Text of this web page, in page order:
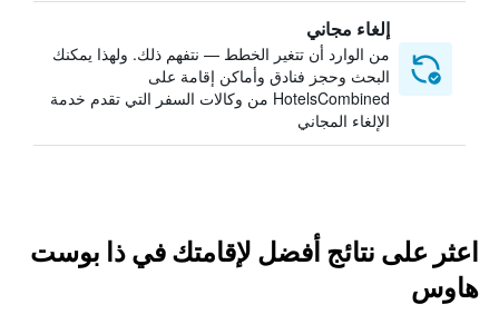
إلغاء مجاني
من الوارد أن تتغير الخطط — نتفهم ذلك. ولهذا يمكنك
البحث وحجز فنادق وأماكن إقامة على
HotelsCombined من وكالات السفر التي تقدم خدمة
الإلغاء المجاني
اعثر على نتائج أفضل لإقامتك في ذا بوست
هاوس